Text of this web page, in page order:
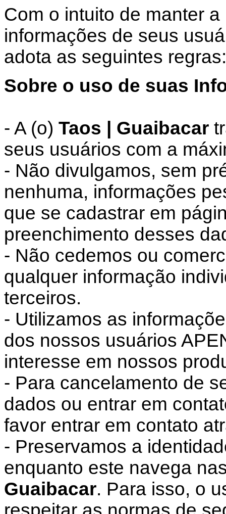
Com o intuito de manter
informações de seus
adota as seguintes regras:
Sobre o uso de suas
- A (o) Taos | Guaibacar
seus usuários com a
- Não divulgamos, sem
nenhuma, informações
que se cadastrar em
preenchimento desses
- Não cedemos ou
qualquer informação
terceiros.
- Utilizamos as
dos nossos usuários
interesse em nossos
- Para cancelamento de
dados ou entrar em
favor entrar em contato
- Preservamos a
enquanto este navega
Guaibacar. Para isso, o